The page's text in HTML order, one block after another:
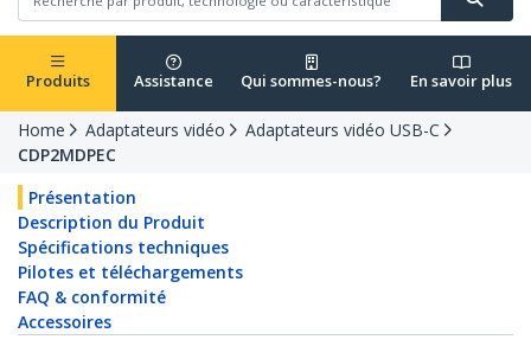
Produits Assistance Qui sommes-nous? En savoir plus
Home Adaptateurs vidéo
Adaptateurs vidéo USB-C
CDP2MDPEC
Présentation
Description du Produit
Spécifications techniques
Pilotes et téléchargements
FAQ & conformité
Accessoires